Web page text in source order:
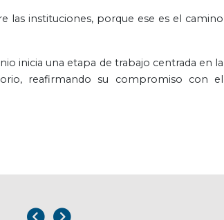
las instituciones, porque ese es el camino
inicia una etapa de trabajo centrada en la
reafirmando su compromiso con el